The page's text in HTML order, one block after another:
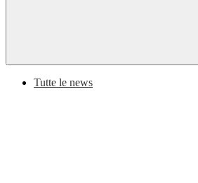
Tutte le news